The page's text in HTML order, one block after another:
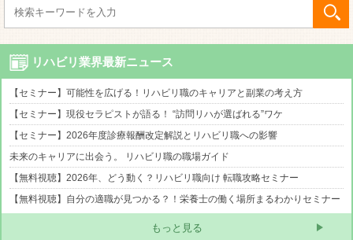
リハビリ業界最新ニュース
【セミナー】可能性を広げる！リハビリ職のキャリアと副業の考え方
【セミナー】現役セラピストが語る！ “訪問リハが選ばれる”ワケ
【セミナー】2026年度診療報酬改定解説とリハビリ職への影響
未来のキャリアに出会う。 リハビリ職の職場ガイド
【無料視聴】2026年、どう動く？リハビリ職向け 転職攻略セミナー
【無料視聴】自分の適職が見つかる？！栄養士の働く場所まるわかりセミナー
もっと見る